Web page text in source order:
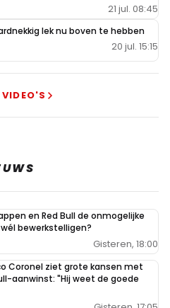
21 jul. 08:45
lek nu boven te hebben
20 jul. 15:15
VIDEO'S
en Red Bull de onmogelijke
bewerkstelligen?
Gisteren, 18:00
Coronel ziet grote kansen met
aanwinst: "Hij weet de goede